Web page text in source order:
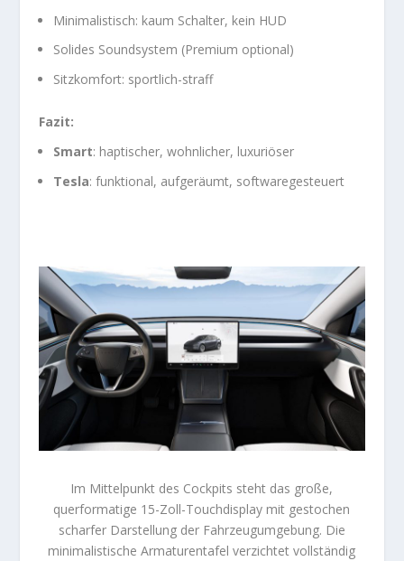
Minimalistisch: kaum Schalter, kein HUD
Solides Soundsystem (Premium optional)
Sitzkomfort: sportlich-straff
Fazit:
Smart: haptischer, wohnlicher, luxuriöser
Tesla: funktional, aufgeräumt, softwaregesteuert
Im Mittelpunkt des Cockpits steht das große,
querformatige 15-Zoll-Touchdisplay mit gestochen
scharfer Darstellung der Fahrzeugumgebung. Die
minimalistische Armaturentafel verzichtet vollständig